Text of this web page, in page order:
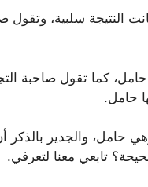
النتيجة سلبية،
حامل، كما تقول صاحبة
حامل.
والجدير بالذكر
تابعي معنا لتعرفي.